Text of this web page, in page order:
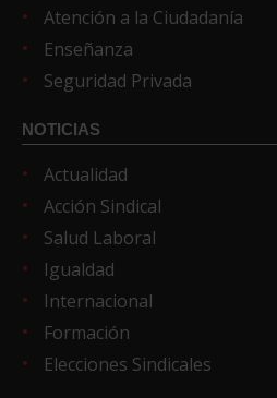
Atención a la Ciudadanía
Enseñanza
Seguridad Privada
NOTICIAS
Actualidad
Acción Sindical
Salud Laboral
Igualdad
Internacional
Formación
Elecciones Sindicales